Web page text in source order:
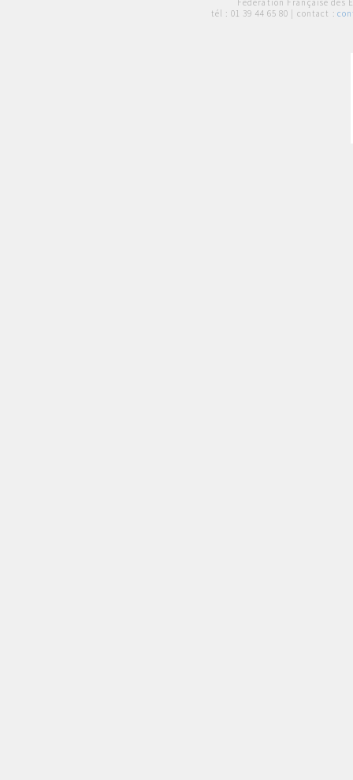
Fédération Française des
tél : 01 39 44 65 80 | contact :